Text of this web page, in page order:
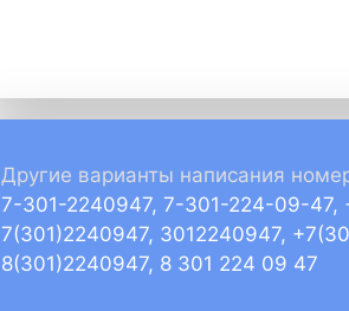
Другие варианты написания
7-301-2240947, 7-301-224-09-47,
7(301)2240947, 3012240947,
8(301)2240947, 8 301 224 09 47